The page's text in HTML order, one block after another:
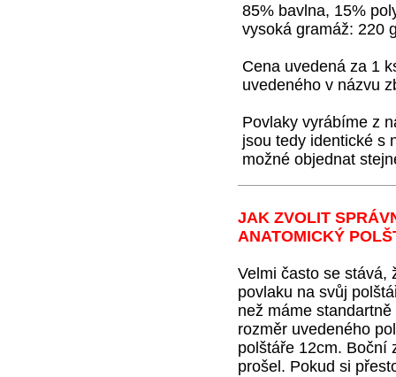
85% bavlna, 15%
vysoká gramáž: 220
Cena uvedená za 1
uvedeného v názvu
Povlaky vyrábíme z
jsou tedy identické s
možné objednat
JAK ZVOLIT
ANATOMICKÝ
Velmi často se stává,
povlaku na svůj
než máme
rozměr uvedeného
polštáře 12cm. Boční
prošel. Pokud si